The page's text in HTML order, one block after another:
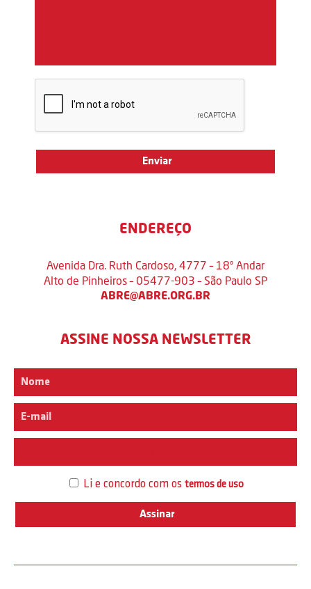
ENDEREÇO
Avenida Dra. Ruth Cardoso, 4777 – 18º Andar
Alto de Pinheiros – 05477-903 – São Paulo SP
ABRE@ABRE.ORG.BR
ASSINE NOSSA NEWSLETTER
Li e concordo com os termos de uso